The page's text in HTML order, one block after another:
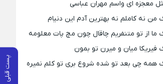
پست قبلی
معجزه ای واسم مهران عباسی
من نه کاملم نه بهترین آدم این دنیام
ما از تو متنفریم چاقال چون مچ پات معلومه
فیریکا میان و میرن تو بمون
همه چی بعد تو شده شروع بری تو کلم نمیره